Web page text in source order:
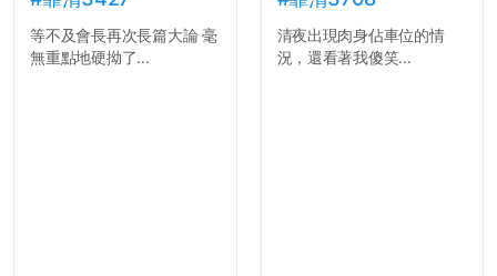
等不及會長再次長篇大論 毫
無重點地硬拗了...
清夜出現肉身佔車位的情
況，還看著我傻笑...